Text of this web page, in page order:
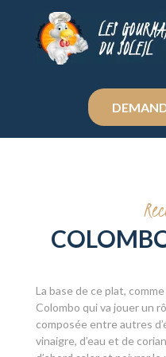
La base de ce plat,
Colombo qui va jouer un
composée entre autres
vinaigre, d’eau et de